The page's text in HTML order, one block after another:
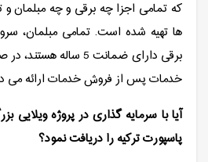
که تمامی اجزا چه برقی و چه مبلمان
ها تهیه شده است. تمامی مبلمان،
برقی دارای ضمانت 5
خدمات پس از فروش خدمات ارائه می
آیا با سرمایه گذاری در پروژه ویلایی
پاسپورت ترکیه را دریافت نمود؟